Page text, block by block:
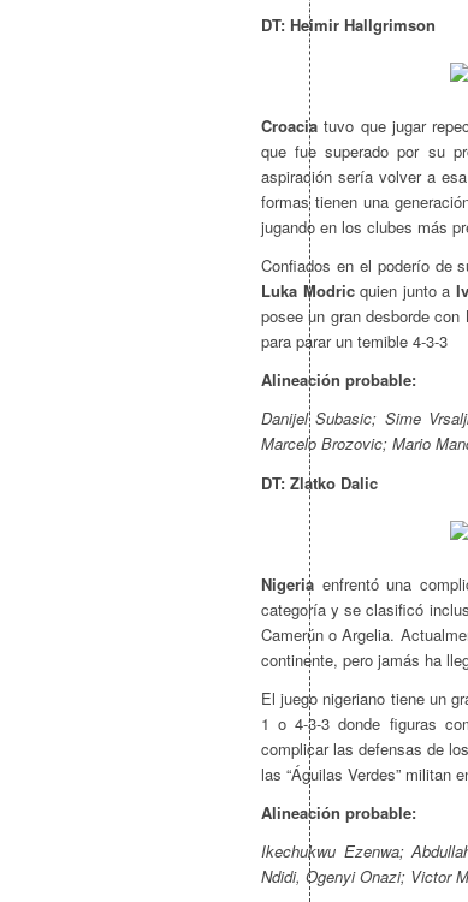
DT: Heimir Hallgrimson
Croacia tuvo que jugar
que fue superado por su
aspiración sería volver a
formas tienen una
jugando en los clubes más
Confiados en el poderío de
Luka Modricquien junto a
posee un gran desborde
para parar un temible 4-3-3
Alineación probable:
Danijel Subasic; Sime
Marcelo Brozovic; Mario
DT: Zlatko Dalic
Nigeria enfrentó una
categoría y se clasificó
Camerún o Argelia.
continente, pero jamás ha
El juego nigeriano tiene un
1 o 4-3-3 donde figuras
complicar las defensas de
las “Águilas Verdes” militan
Alineación probable:
Ikechukwu Ezenwa;
Ndidi, Ogenyi Onazi; Victor